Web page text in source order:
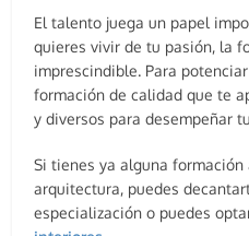
El talento juega un papel
quieres vivir de tu pasión, la
imprescindible. Para
formación de calidad que te
y diversos para desempeñar
Si tienes ya alguna
arquitectura, puedes
especialización o puedes